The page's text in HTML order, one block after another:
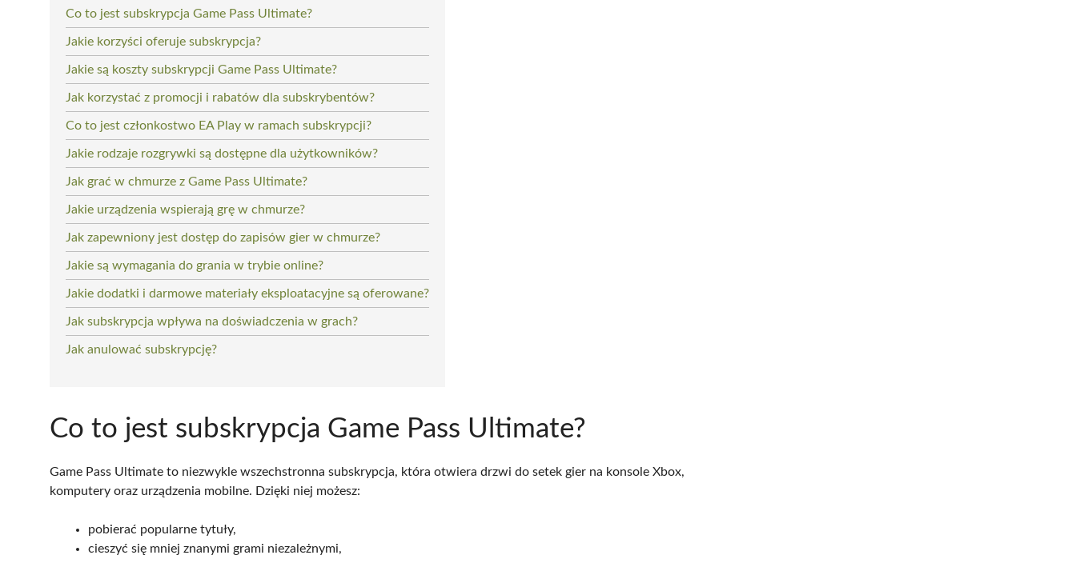
Co to jest subskrypcja Game Pass Ultimate?
Jakie korzyści oferuje subskrypcja?
Jakie są koszty subskrypcji Game Pass Ultimate?
Jak korzystać z promocji i rabatów dla subskrybentów?
Co to jest członkostwo EA Play w ramach subskrypcji?
Jakie rodzaje rozgrywki są dostępne dla użytkowników?
Jak grać w chmurze z Game Pass Ultimate?
Jakie urządzenia wspierają grę w chmurze?
Jak zapewniony jest dostęp do zapisów gier w chmurze?
Jakie są wymagania do grania w trybie online?
Jakie dodatki i darmowe materiały eksploatacyjne są oferowane?
Jak subskrypcja wpływa na doświadczenia w grach?
Jak anulować subskrypcję?
Co to jest subskrypcja Game Pass Ultimate?
Game Pass Ultimate to niezwykle wszechstronna subskrypcja, która otwiera drzwi do setek gier na konsole Xbox,
komputery oraz urządzenia mobilne. Dzięki niej możesz:
pobierać popularne tytuły,
cieszyć się mniej znanymi grami niezależnymi,